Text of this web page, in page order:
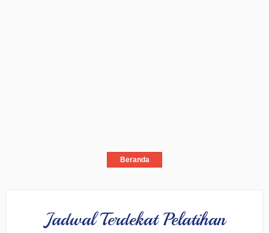
Beranda
Jadwal Terdekat Pelatihan